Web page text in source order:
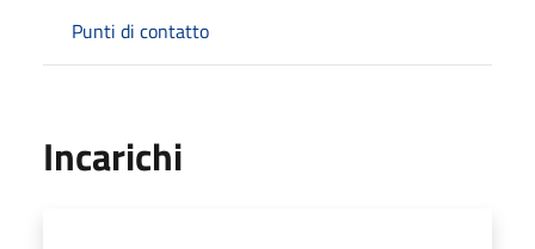
Punti di contatto
Incarichi